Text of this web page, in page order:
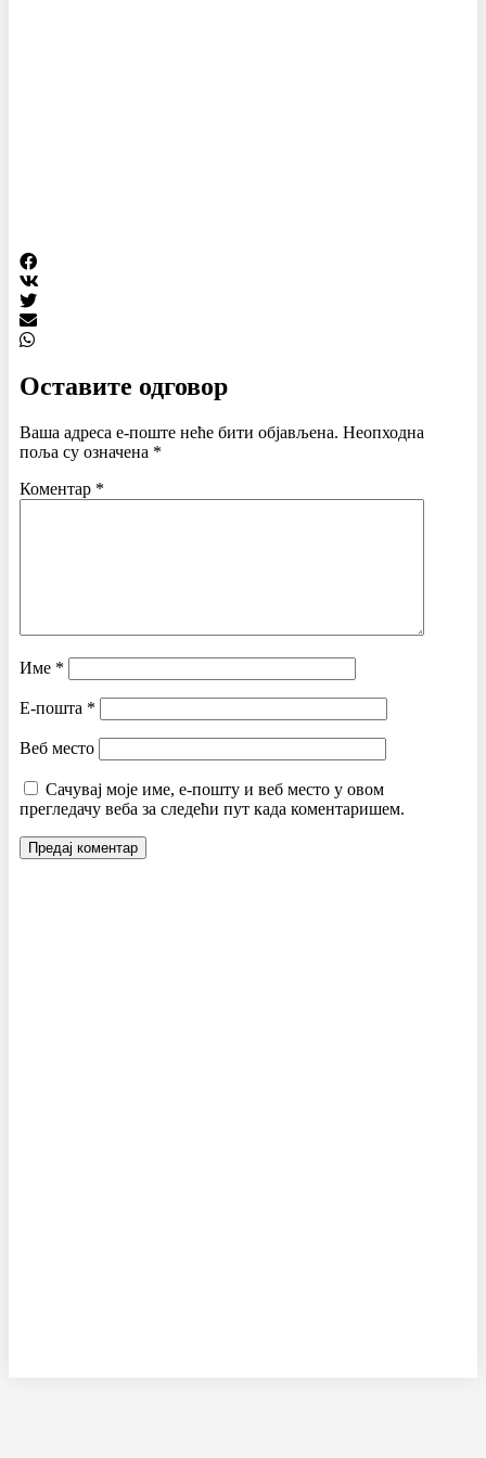
Оставите одговор
Ваша адреса е-поште неће бити објављена. Неопходна
поља су означена *
Коментар *
Име *
Е-пошта *
Веб место
Сачувај моје име, е-пошту и веб место у овом
прегледачу веба за следећи пут када коментаришем.